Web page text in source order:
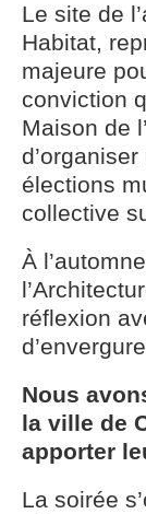
Le site de
Habitat,
majeure
conviction
Maison de
élections
collective
À
réflexion
Nous
la ville de
apporter
La soirée